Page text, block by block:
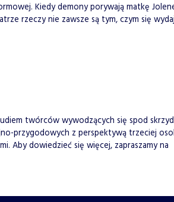
Kiedy demony porywają matkę
rzeczy nie zawsze są tym, czym się
twórców wywodzących się spod
przygodowych z perspektywą trzeciej
Aby dowiedzieć się więcej, zapraszamy na